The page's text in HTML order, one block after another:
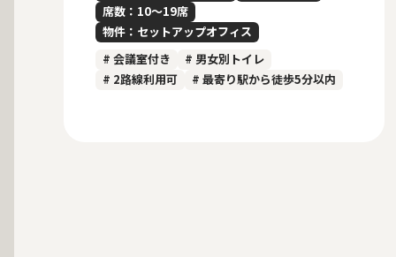
席数：10〜19席
物件：セットアップオフィス
# 会議室付き
# 男女別トイレ
# 2路線利用可
# 最寄り駅から徒歩5分以内